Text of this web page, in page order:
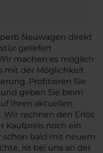
Neuwagen direkt
geliefert
machen es möglich
mit der Möglichkeit
Profitieren Sie
geben Sie beim
Ihren aktuellen
Wir rechnen den Erlös
Kaufpreis noch ein
schon bald mit neuem
ist bei uns an der